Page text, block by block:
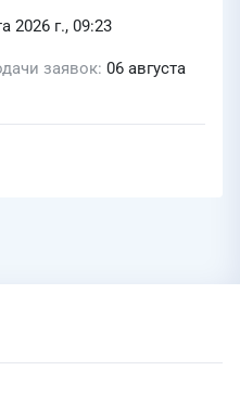
2026 г., 09:23
заявок 06 августа